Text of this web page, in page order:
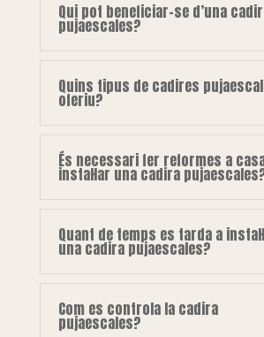
Qui pot beneficiar-se d’una
pujaescales?
Quins tipus de cadires
oferiu?
És necessari fer reformes a
instal·lar una cadira
Quant de temps es tarda a
una cadira pujaescales?
Com es controla la cadira
pujaescales?